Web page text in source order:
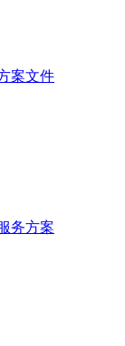
案文件
务方案